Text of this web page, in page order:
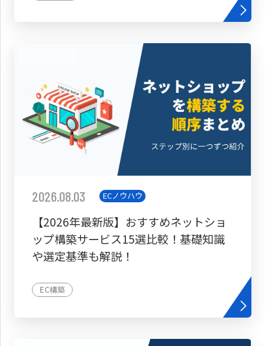
2026.08.03 ECノウハウ
【2026年最新版】おすすめネットショ
ップ構築サービス15選比較！基礎知識
や選定基準も解説！
EC構築